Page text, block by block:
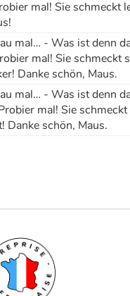
mal! Sie schmeckt
mal… - Was ist denn
mal! Sie schmeckt
Danke schön, Maus.
mal… - Was ist denn
mal! Sie
Danke schön, Maus.